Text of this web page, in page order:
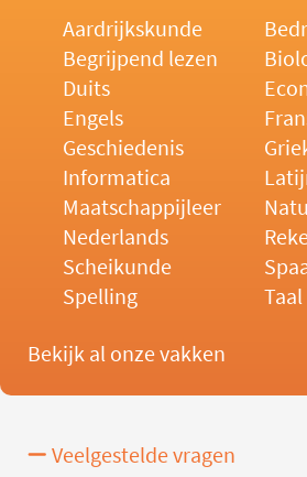
Aardrijkskunde
Begrijpend lezen
Duits
Engels
Geschiedenis
Informatica
Maatschappijleer
Nederlands
Scheikunde
Spelling
Taal
Bekijk al onze vakken
Veelgestelde vragen